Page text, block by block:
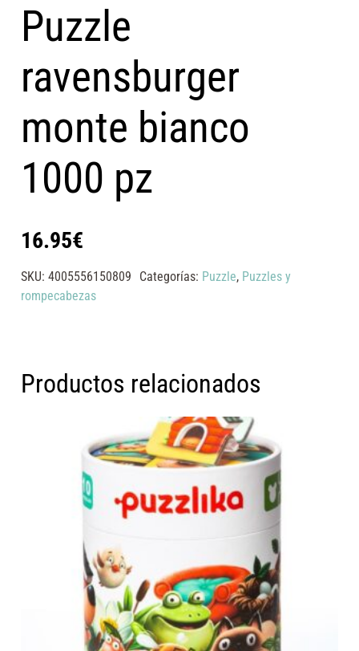
Puzzle
ravensburger
monte bianco
1000 pz
16.95€
SKU:4005556150809 Categorías: Puzzle, Puzzles y
rompecabezas
Productos relacionados